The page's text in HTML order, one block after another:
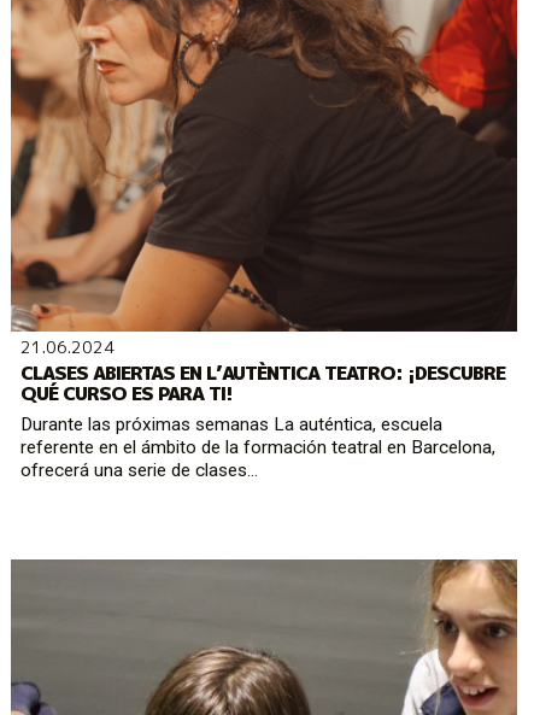
21.06.2024
CLASES ABIERTAS EN L’AUTÈNTICA TEATRO: ¡DESCUBRE
QUÉ CURSO ES PARA TI!
Durante las próximas semanas La auténtica, escuela
referente en el ámbito de la formación teatral en Barcelona,
ofrecerá una serie de clases...